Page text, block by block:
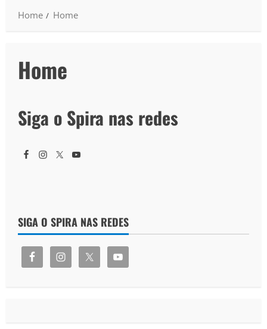
Home Home
Home
Siga o Spira nas redes
SIGA O SPIRA NAS REDES